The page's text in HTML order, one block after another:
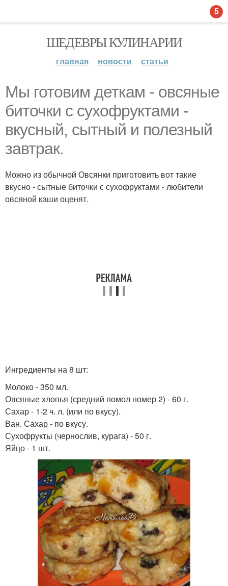
ШЕДЕВРЫ КУЛИНАРИИ
главная новости статьи
Мы готовим деткам - овсяные
биточки с сухофруктами -
вкусный, сытный и полезный
завтрак.
Можно из обычной Овсянки приготовить вот такие
вкусно - сытные биточки с сухофруктами - любители
овсяной каши оценят.
Ингредиенты на 8 шт:
Молоко - 350 мл.
Овсяные хлопья (средний помол номер 2) - 60 г.
Сахар - 1-2 ч. л. (или по вкусу).
Ван. Сахар - по вкусу.
Сухофрукты (чернослив, курага) - 50 г.
Яйцо - 1 шт.
5